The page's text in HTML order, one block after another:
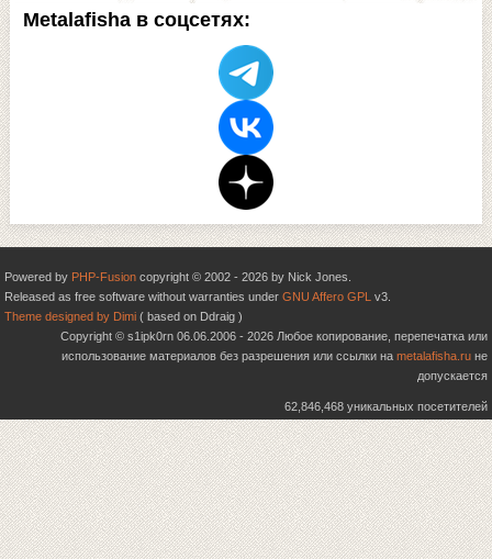
Metalafisha в соцсетях:
Powered by PHP-Fusion copyright © 2002 - 2026 by Nick Jones.
Released as free software without warranties under GNU Affero GPL v3.
Theme designed by Dimi ( based on Ddraig )
Copyright © s1ipk0rn 06.06.2006 - 2026 Любое копирование, перепечатка или
использование материалов без разрешения или ссылки на metalafisha.ru не
допускается
62,846,468 уникальных посетителей